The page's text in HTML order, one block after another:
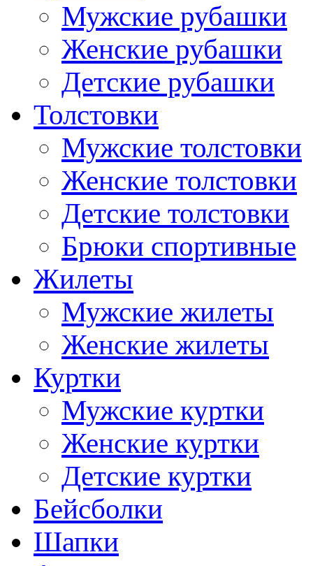
Мужские рубашки
Женские рубашки
Детские рубашки
Толстовки
Мужские толстовки
Женские толстовки
Детские толстовки
Брюки спортивные
Жилеты
Мужские жилеты
Женские жилеты
Куртки
Мужские куртки
Женские куртки
Детские куртки
Бейсболки
Шапки